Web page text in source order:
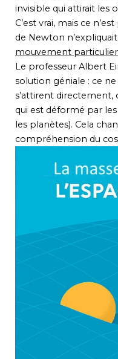
invisible qui attirait les
C’est vrai, mais ce
de Newton
mouvement
Le professeur Albert
solution géniale : ce
s’attirent directement,
qui est déformé par
les planètes). Cela
compréhension du